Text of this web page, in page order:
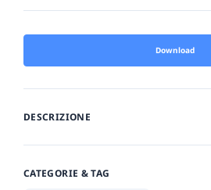
Download
DESCRIZIONE
CATEGORIE & TAG